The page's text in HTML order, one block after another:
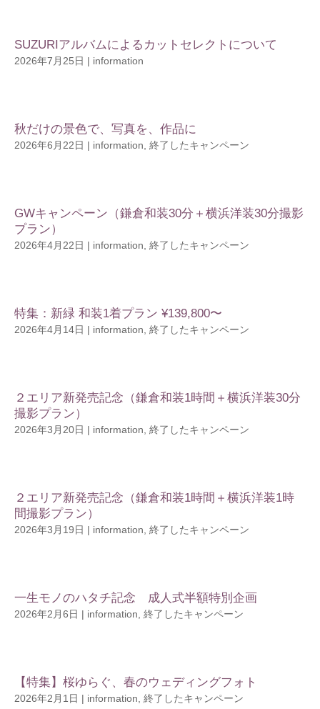
SUZURIアルバムによるカットセレクトについて
2026年7月25日 | information
秋だけの景色で、写真を、作品に
2026年6月22日 | information 終了したキャンペーン
GWキャンペーン（鎌倉和装30分＋横浜洋装30分撮影
プラン）
2026年4月22日 | information 終了したキャンペーン
特集：新緑 和装1着プラン ¥139,800〜
2026年4月14日 | information 終了したキャンペーン
２エリア新発売記念（鎌倉和装1時間＋横浜洋装30分
撮影プラン）
2026年3月20日 | information 終了したキャンペーン
２エリア新発売記念（鎌倉和装1時間＋横浜洋装1時
間撮影プラン）
2026年3月19日 | information 終了したキャンペーン
一生モノのハタチ記念 成人式半額特別企画
2026年2月6日 | information 終了したキャンペーン
【特集】桜ゆらぐ、春のウェディングフォト
2026年2月1日 | information 終了したキャンペーン